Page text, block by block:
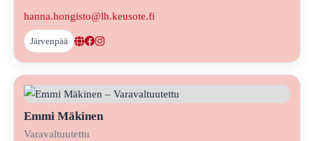
hanna.hongisto@lh.keusote.fi
Järvenpää
Emmi Mäkinen
Varavaltuutettu